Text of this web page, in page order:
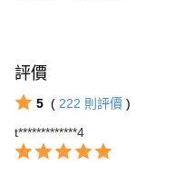
評價
5 ( 222 則評價 )
t*************4